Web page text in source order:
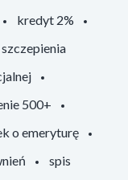
kredyt 2%
szczepienia
500+
o emeryturę
spis